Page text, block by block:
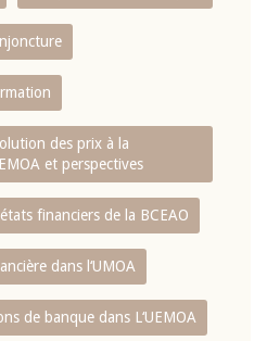
des prix à la
et perspectives
financiers de la BCEAO
dans l‘UMOA
de banque dans L‘UEMOA